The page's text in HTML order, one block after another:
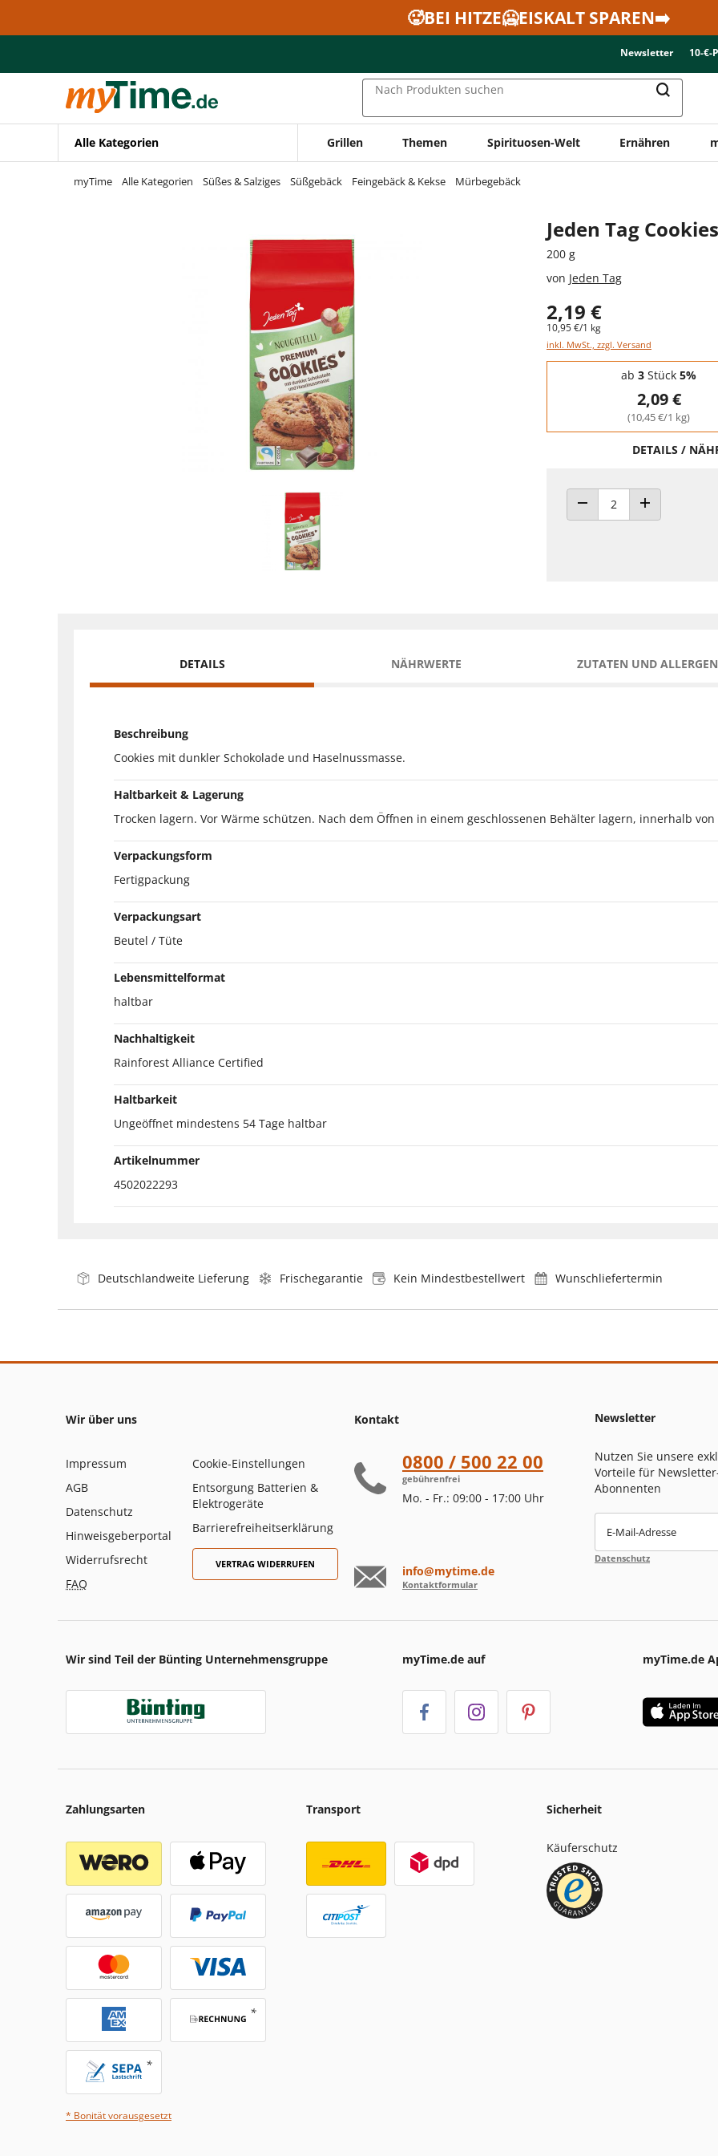
Zur Navigation springen
🥵BEI HITZE🥶EISKALT SPAREN➡️
Newsletter 10-€-
Nach Produkten suchen
Alle Kategorien Grillen Themen Spirituosen-Welt Ernähren
myTime Alle Kategorien Süßes & Salziges Süßgebäck Feingebäck & Kekse Mürbegebäck
Jeden Tag
200 g
von Jeden Tag
2,19 €
10,95 €/1 kg
inkl. MwSt., zzgl. Versand
Staffelpreise - Mengenrabatt
ab 3 Stück 5%
2,09 €
(10,45 €/1 kg)
DETAILS /
ANZAHL VERRINGERN
ANZAHL
DETAILS NÄHRWERTE ZUTATEN UND
Beschreibung
Cookies mit dunkler Schokolade und Haselnussmasse.
Haltbarkeit & Lagerung
Trocken lagern. Vor Wärme schützen. Nach dem Öffnen in einem geschlossenen Behälter lagern, innerhalb
Verpackungsform
Fertigpackung
Verpackungsart
Beutel / Tüte
Lebensmittelformat
haltbar
Nachhaltigkeit
Rainforest Alliance Certified
Haltbarkeit
Ungeöffnet mindestens 54 Tage haltbar
Artikelnummer
4502022293
Deutschlandweite Lieferung Frischegarantie Kein Mindestbestellwert Wunschliefertermin
Wir über uns
Impressum
AGB
Datenschutz
Hinweisgeberportal
Widerrufsrecht
FAQ
Cookie-Einstellungen
Entsorgung Batterien &
Elektrogeräte
Barrierefreiheitserklärung
VERTRAG WIDERRUFEN
Kontakt
0800 / 500 22 00
gebührenfrei
Mo. - Fr.: 09:00 - 17:00 Uhr
info@mytime.de
Kontaktformular
Newsletter
Nutzen Sie unsere
Vorteile für
Abonnenten
E-Mail-Adresse
Datenschutz
Wir sind Teil der Bünting Unternehmensgruppe myTime.de auf myTime.de
Zahlungsarten
* Bonität vorausgesetzt
Transport Sicherheit
Käuferschutz